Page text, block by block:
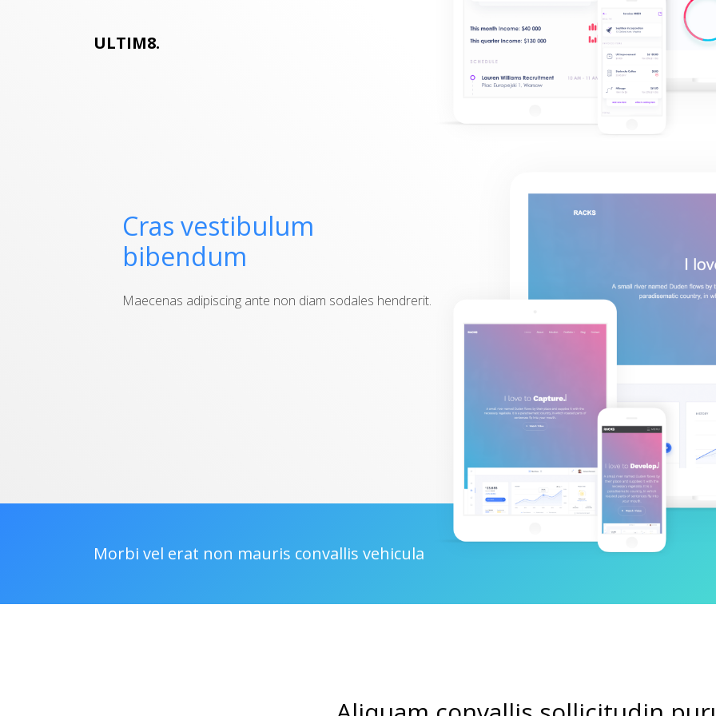
ULTIM8.
Cras vestibulum
bibendum
Maecenas adipiscing ante non diam sodales hendrerit.
Morbi vel erat non mauris convallis vehicula